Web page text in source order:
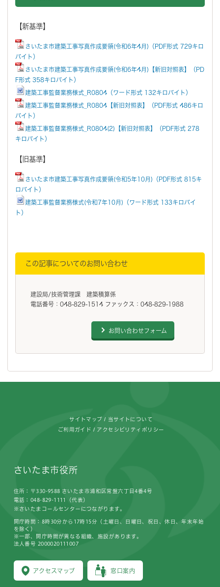
【新基準】
さいたま市建築工事写真作成要領(令和6年4月)（PDF形式 729キロ
バイト）
さいたま市建築工事写真作成要領(令和6年4月)【新旧対照表】（PD
F形式 358キロバイト）
建築工事監督業務様式_R0804（ワード形式 132キロバイト）
建築工事監督業務様式_R0804【新旧対照表】（PDF形式 486キロ
バイト）
建築工事監督業務様式_R0804(2)【新旧対照表】（PDF形式 278
キロバイト）
【旧基準】
さいたま市建築工事写真作成要領(令和5年10月)（PDF形式 815キ
ロバイト）
建築工事監督業務様式(令和7年10月)（ワード形式 133キロバイ
ト）
この記事についてのお問い合わせ
建設局/技術管理課 建築積算係
電話番号：048-829-1514 ファックス：048-829-1988
お問い合わせフォーム
サイトマップ 当サイトについて
ご利用ガイド アクセシビリティポリシー
さいたま市役所
住所：〒330-9588 さいたま市浦和区常盤六丁目4番4号
電話：048-829-1111（代表）
※さいたまコールセンターにつながります。
アクセスマップ 窓口案内
開庁時間：8時30分から17時15分（土曜日、日曜日、祝日、休日、年末年始
を除く）
※一部、開庁時間が異なる組織、施設があります。
法人番号 2000020111007